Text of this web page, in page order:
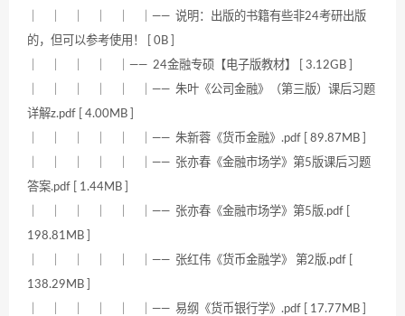
｜ ｜ ｜ ｜ ｜ ｜—— 说明：出版的书籍有些非24考研出版
的，但可以参考使用！ [ 0B ]
｜ ｜ ｜ ｜ ｜—— 24金融专硕【电子版教材】 [ 3.12GB ]
｜ ｜ ｜ ｜ ｜ ｜—— 朱叶《公司金融》（第三版）课后习题
详解z.pdf [ 4.00MB ]
｜ ｜ ｜ ｜ ｜ ｜—— 朱新蓉《货币金融》.pdf [ 89.87MB ]
｜ ｜ ｜ ｜ ｜ ｜—— 张亦春《金融市场学》第5版课后习题
答案.pdf [ 1.44MB ]
｜ ｜ ｜ ｜ ｜ ｜—— 张亦春《金融市场学》第5版.pdf [
198.81MB ]
｜ ｜ ｜ ｜ ｜ ｜—— 张红伟《货币金融学》 第2版.pdf [
138.29MB ]
｜ ｜ ｜ ｜ ｜ ｜—— 易纲《货币银行学》.pdf [ 17.77MB ]